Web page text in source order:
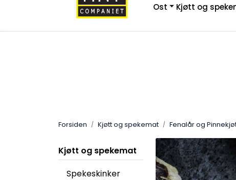
Skip to main content
Ny Bedriftskunde |
Ost Kjøtt og
Forsiden Kjøtt og spekemat Fenalår og
Kjøtt og spekemat
Spekeskinker